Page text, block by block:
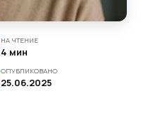
НА ЧТЕНИЕ
4 мин
ОПУБЛИКОВАНО
25.06.2025